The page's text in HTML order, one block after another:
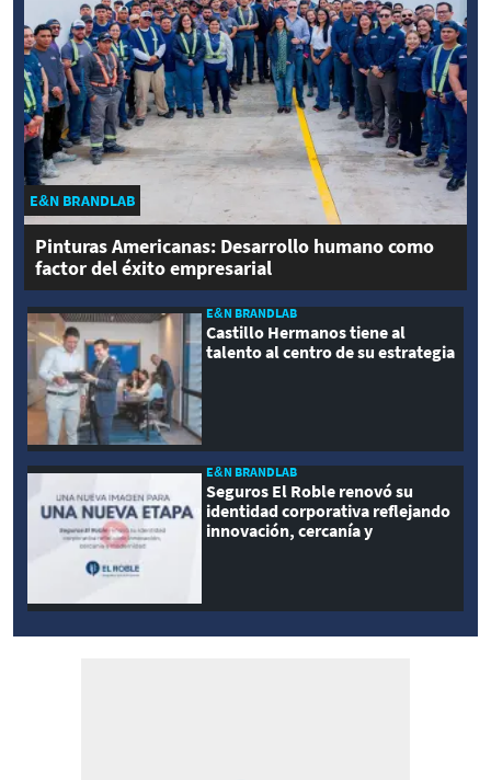
E&N BRANDLAB
Pinturas Americanas: Desarrollo humano como
factor del éxito empresarial
E&N BRANDLAB
Castillo Hermanos tiene al
talento al centro de su estrategia
E&N BRANDLAB
Seguros El Roble renovó su
identidad corporativa reflejando
innovación, cercanía y